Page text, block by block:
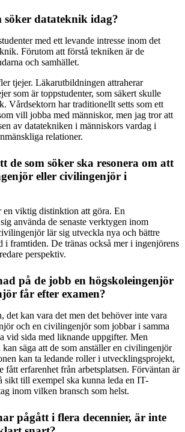
söker datateknik idag?
med ett levande intresse inom det
Förutom att förstå tekniken är de
och samhället.
tjejer. Läkarutbildningen attraherar
som är toppstudenter, som säkert skulle
Vårdsektorn har traditionellt setts som ett
vill jobba med människor, men jag tror att
av datatekniken i människors vardag i
relationer.
de som söker ska resonera om att
eller civilingenjör i
en viktig distinktion att göra. En
använda de senaste verktygen inom
lär sig utveckla nya och bättre
i framtiden. De tränas också mer i ingenjörens
perspektiv.
på de jobb en högskoleingenjör
får efter examen?
det kan vara det men det behöver inte vara
och en civilingenjör som jobbar i samma
vid sida med liknande uppgifter. Men
kan säga att de som anställer en civilingenjör
kan ta ledande roller i utvecklingsprojekt,
fått erfarenhet från arbetsplatsen. Förväntan är
sikt till exempel ska kunna leda en IT-
inom vilken bransch som helst.
pågått i flera decennier, är inte